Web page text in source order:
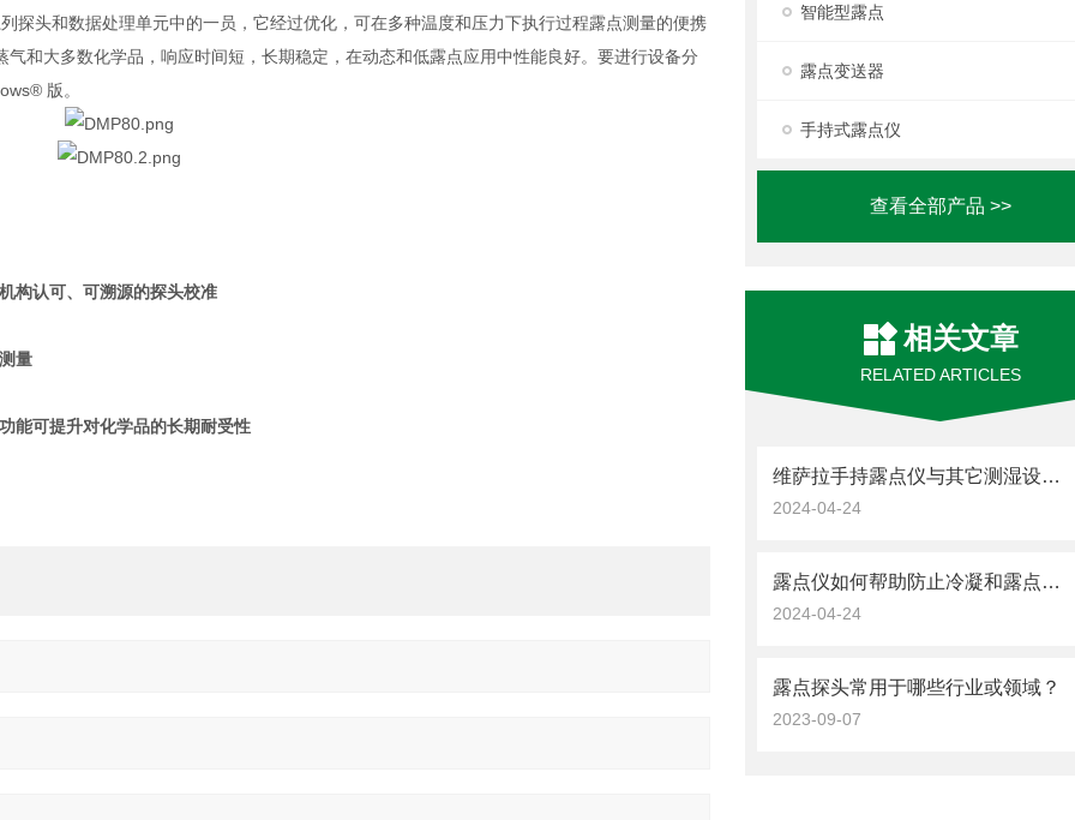
智能型露点
露点变送器
手持式露点仪
查看全部产品 >>
相关文章
RELATED ARTICLES
维萨拉手持露点仪与其它测湿设备的比较
2024-04-24
露点仪如何帮助防止冷凝和露点问题？
2024-04-24
露点探头常用于哪些行业或领域？
2023-09-07
探头和数据处理单元中的一员，它经过优化，可在多种温度和压力下执行过程露点测量的便携
和大多数化学品，响应时间短，长期稳定，在动态和低露点应用中性能良好。要进行设备分
版。
构认可、可溯源的探头校准
量
能可提升对化学品的长期耐受性